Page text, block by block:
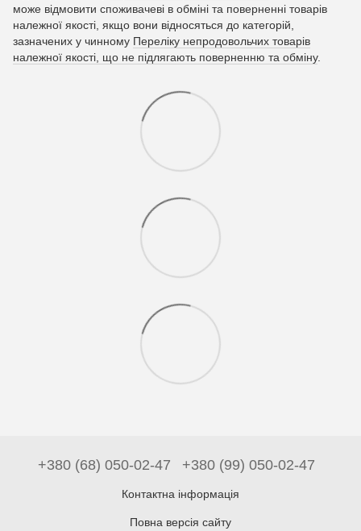
може відмовити споживачеві в обміні та поверненні товарів
належної якості, якщо вони відносяться до категорій,
зазначених у чинному Переліку непродовольчих товарів
належної якості, що не підлягають поверненню та обміну.
+380 (68) 050-02-47 +380 (99) 050-02-47
Контактна інформація
Повна версія сайту